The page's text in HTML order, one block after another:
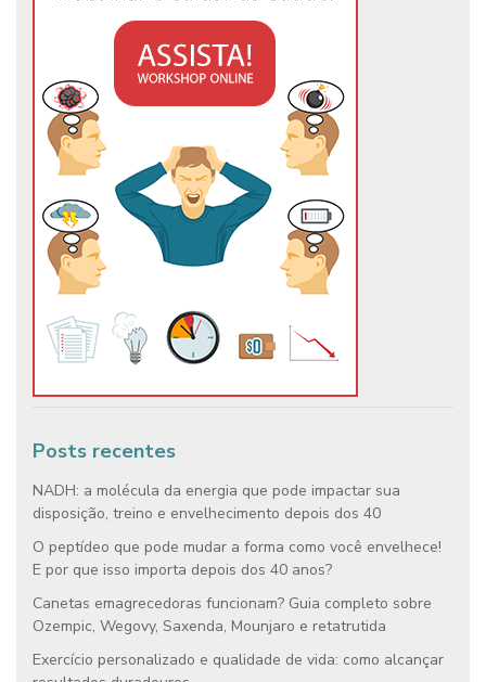
Posts recentes
NADH: a molécula da energia que pode impactar sua
disposição, treino e envelhecimento depois dos 40
O peptídeo que pode mudar a forma como você envelhece!
E por que isso importa depois dos 40 anos?
Canetas emagrecedoras funcionam? Guia completo sobre
Ozempic, Wegovy, Saxenda, Mounjaro e retatrutida
Exercício personalizado e qualidade de vida: como alcançar